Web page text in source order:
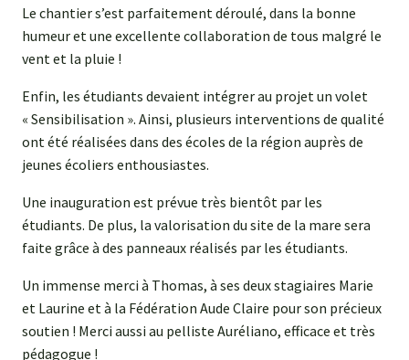
Le chantier s’est parfaitement déroulé, dans la bonne
humeur et une excellente collaboration de tous malgré le
vent et la pluie !
Enfin, les étudiants devaient intégrer au projet un volet
« Sensibilisation ». Ainsi, plusieurs interventions de qualité
ont été réalisées dans des écoles de la région auprès de
jeunes écoliers enthousiastes.
Une inauguration est prévue très bientôt par les
étudiants. De plus, la valorisation du site de la mare sera
faite grâce à des panneaux réalisés par les étudiants.
Un immense merci à Thomas, à ses deux stagiaires Marie
et Laurine et à la Fédération Aude Claire pour son précieux
soutien ! Merci aussi au pelliste Auréliano, efficace et très
pédagogue !